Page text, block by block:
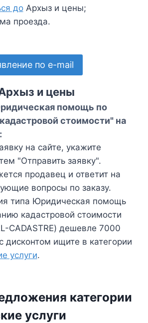
доАрхыз и цены;
проезда.
по e-mail
и цены
помощь по
стоимости" на
на сайте, укажите
"Отправить заявку".
продавец и ответит на
вопросы по заказу.
типа Юридическая помощь
кадастровой стоимости
CADASTRE) дешевле 7000
дисконтом ищите в категории
услуги.
категории
услуги